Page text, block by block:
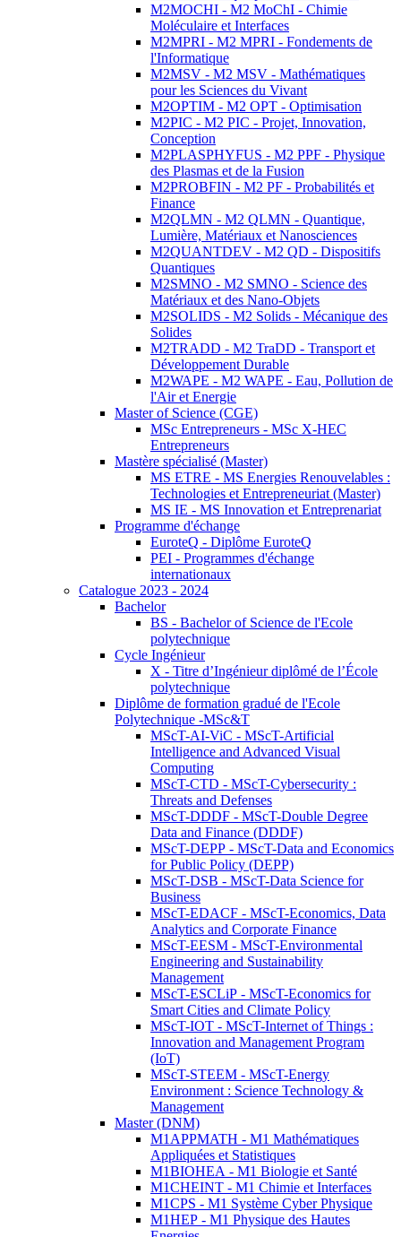
M2MOCHI - M2 MoChI - Chimie
Moléculaire et Interfaces
M2MPRI - M2 MPRI - Fondements de
l'Informatique
M2MSV - M2 MSV - Mathématiques
pour les Sciences du Vivant
M2OPTIM - M2 OPT - Optimisation
M2PIC - M2 PIC - Projet, Innovation,
Conception
M2PLASPHYFUS - M2 PPF - Physique
des Plasmas et de la Fusion
M2PROBFIN - M2 PF - Probabilités et
Finance
M2QLMN - M2 QLMN - Quantique,
Lumière, Matériaux et Nanosciences
M2QUANTDEV - M2 QD - Dispositifs
Quantiques
M2SMNO - M2 SMNO - Science des
Matériaux et des Nano-Objets
M2SOLIDS - M2 Solids - Mécanique des
Solides
M2TRADD - M2 TraDD - Transport et
Développement Durable
M2WAPE - M2 WAPE - Eau, Pollution de
l'Air et Energie
Master of Science (CGE)
MSc Entrepreneurs - MSc X-HEC
Entrepreneurs
Mastère spécialisé (Master)
MS ETRE - MS Energies Renouvelables :
Technologies et Entrepreneuriat (Master)
MS IE - MS Innovation et Entreprenariat
Programme d'échange
EuroteQ - Diplôme EuroteQ
PEI - Programmes d'échange
internationaux
Catalogue 2023 - 2024
Bachelor
BS - Bachelor of Science de l'Ecole
polytechnique
Cycle Ingénieur
X - Titre d’Ingénieur diplômé de l’École
polytechnique
Diplôme de formation gradué de l'Ecole
Polytechnique -MSc&T
MScT-AI-ViC - MScT-Artificial
Intelligence and Advanced Visual
Computing
MScT-CTD - MScT-Cybersecurity :
Threats and Defenses
MScT-DDDF - MScT-Double Degree
Data and Finance (DDDF)
MScT-DEPP - MScT-Data and Economics
for Public Policy (DEPP)
MScT-DSB - MScT-Data Science for
Business
MScT-EDACF - MScT-Economics, Data
Analytics and Corporate Finance
MScT-EESM - MScT-Environmental
Engineering and Sustainability
Management
MScT-ESCLiP - MScT-Economics for
Smart Cities and Climate Policy
MScT-IOT - MScT-Internet of Things :
Innovation and Management Program
(IoT)
MScT-STEEM - MScT-Energy
Environment : Science Technology &
Management
Master (DNM)
M1APPMATH - M1 Mathématiques
Appliquées et Statistiques
M1BIOHEA - M1 Biologie et Santé
M1CHEINT - M1 Chimie et Interfaces
M1CPS - M1 Système Cyber Physique
M1HEP - M1 Physique des Hautes